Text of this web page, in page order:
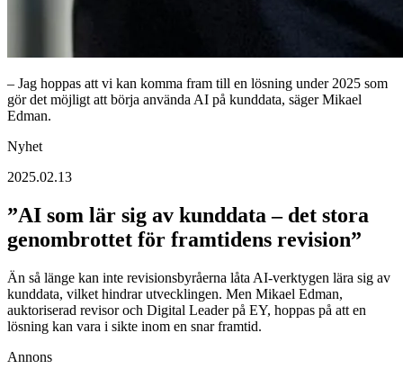
– Jag hoppas att vi kan komma fram till en lösning under 2025 som
gör det möjligt att börja använda AI på kunddata, säger Mikael
Edman.
Nyhet
2025.02.13
”AI som lär sig av kunddata – det stora
genombrottet för framtidens revision”
Än så länge kan inte revisionsbyråerna låta AI-verktygen lära sig av
kunddata, vilket hindrar utvecklingen. Men Mikael Edman,
auktoriserad revisor och Digital Leader på EY, hoppas på att en
lösning kan vara i sikte inom en snar framtid.
Annons